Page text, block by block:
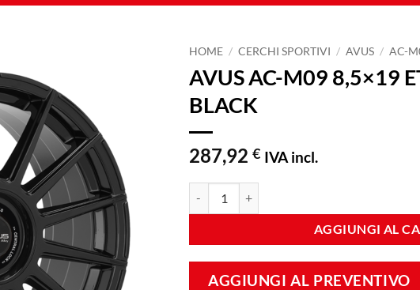
HOME / CERCHI SPORTIVI / AVUS / AC-
AVUS AC-M09 8,5×19
BLACK
287,92 € IVA incl.
AGGIUNGI AL
AGGIUNGI AL PREVENTIVO